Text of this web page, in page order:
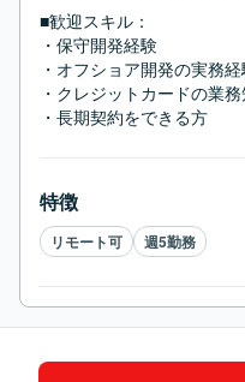
■歓迎スキル：
・保守開発経験
・オフショア開発の実務
・クレジットカードの業
・長期契約をできる方
特徴
リモート可 週5勤務